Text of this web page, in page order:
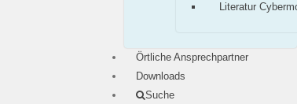
Literatur
Örtliche Ansprechpartner
Downloads
Suche